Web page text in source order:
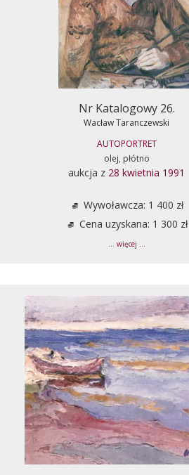
Nr Katalogowy 26.
Wacław Taranczewski
AUTOPORTRET
olej, płótno
aukcja z 28 kwietnia 1991
Wywoławcza: 1 400 zł
Cena uzyskana: 1 300 zł
... więcej ...